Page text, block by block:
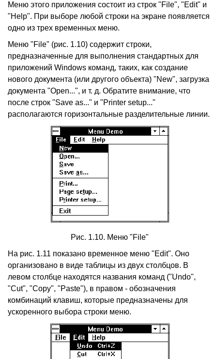
Меню этого приложения состоит из строк "File", "Edit" и
"Help". При выборе любой строки на экране появляется
одно из трех временных меню.
Меню "File" (рис. 1.10) содержит строки,
предназначенные для выполнения стандартных для
приложений Windows команд, таких, как создание
нового документа (или другого объекта) "New", загрузка
документа "Open...", и т. д. Обратите внимание, что
после строк "Save as..." и "Printer setup..."
располагаются горизонтальные разделительные линии.
Рис. 1.10. Меню "File"
На рис. 1.11 показано временное меню "Edit". Оно
организовано в виде таблицы из двух столбцов. В
левом столбце находятся названия команд ("Undo",
"Cut", "Copy", "Paste"), в правом - обозначения
комбинаций клавиш, которые предназначены для
ускоренного выбора строки меню.